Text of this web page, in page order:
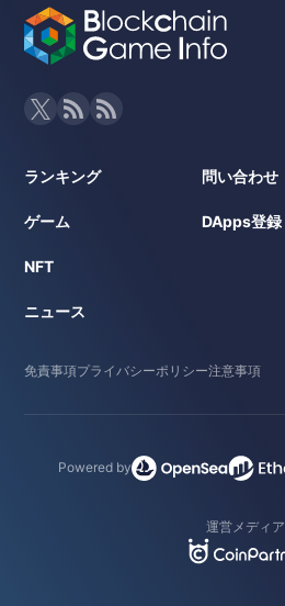
ランキング
ゲーム
NFT
ニュース
問い合わせ
DApps登録
免責事項プライバシーポリシー注意事項
Powered by
運営メディア